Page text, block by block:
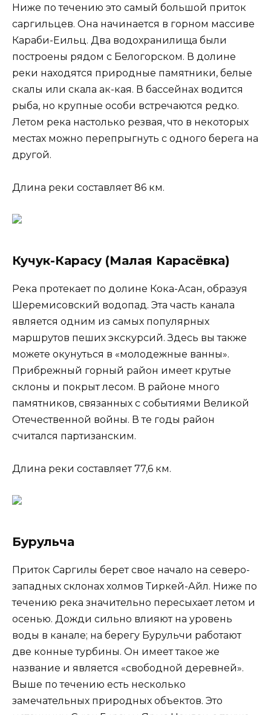
Ниже по течению это самый большой приток
саргильцев. Она начинается в горном массиве
Караби-Еильц. Два водохранилища были
построены рядом с Белогорском. В долине
реки находятся природные памятники, белые
скалы или скала ак-кая. В бассейнах водится
рыба, но крупные особи встречаются редко.
Летом река настолько резвая, что в некоторых
местах можно перепрыгнуть с одного берега на
другой.
Длина реки составляет 86 км.
Кучук-Карасу (Малая Карасёвка)
Река протекает по долине Кока-Асан, образуя
Шеремисовский водопад. Эта часть канала
является одним из самых популярных
маршрутов пеших экскурсий. Здесь вы также
можете окунуться в «молодежные ванны».
Прибрежный горный район имеет крутые
склоны и покрыт лесом. В районе много
памятников, связанных с событиями Великой
Отечественной войны. В те годы район
считался партизанским.
Длина реки составляет 77,6 км.
Бурульча
Приток Саргилы берет свое начало на северо-
западных склонах холмов Тиркей-Айл. Ниже по
течению река значительно пересыхает летом и
осенью. Дожди сильно влияют на уровень
воды в канале; на берегу Бурульчи работают
две конные турбины. Он имеет такое же
название и является «свободной деревней».
Выше по течению есть несколько
замечательных природных объектов. Это